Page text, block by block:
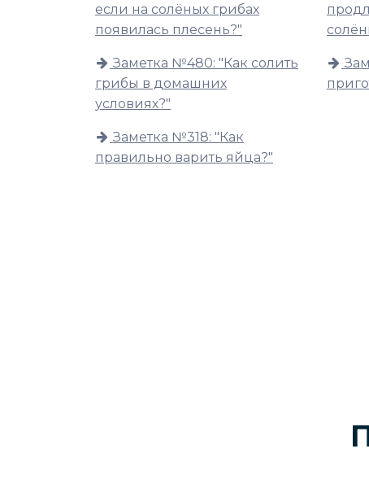
если на солёных грибах
появилась плесень?"
Заметка №480: "Как солить
грибы в домашних
условиях?"
Заметка №318: "Как
правильно варить яйца?"